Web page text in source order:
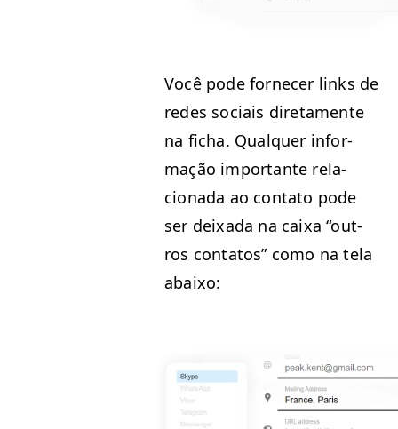
Você pode fornecer links de
redes soci­ais dire­ta­mente
na ficha. Qual­quer infor­
mação impor­tante rela­
ciona­da ao con­ta­to pode
ser deix­a­da na caixa“out­
ros con­tatos” como na tela
abaixo: